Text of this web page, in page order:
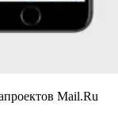
Mail.Ru